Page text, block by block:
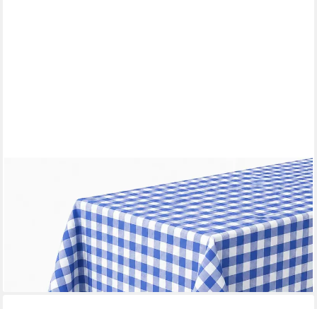
Tischdecke kariert Landhausstil Bauernkaro 100% Baumwolle (1-
UVP1,95 €
lieferbar - in 3-4 Werktagen bei dir